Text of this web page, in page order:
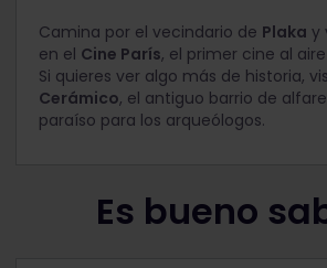
Camina por el vecindario de Plaka y
en el Cine París, el primer cine al
Si quieres ver algo más de historia,
Cerámico, el antiguo barrio de
paraíso para los arqueólogos.
Es bueno